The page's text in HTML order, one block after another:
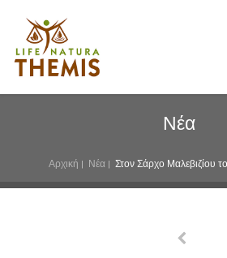
Νέα
Αρχική | Νέα | Στον Σάρχο Μαλεβιζίου